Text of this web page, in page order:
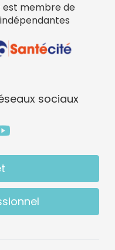
est membre de
sociaux